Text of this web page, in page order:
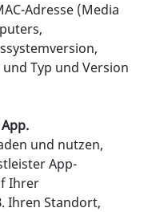
Adresse (Media
Typ und Version
und nutzen,
App-
Ihrer
Ihren Standort,